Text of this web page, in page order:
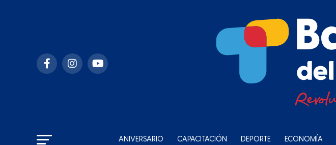
ANIVERSARIO CAPACITACIÓN DEPORTE ECONOMÍA